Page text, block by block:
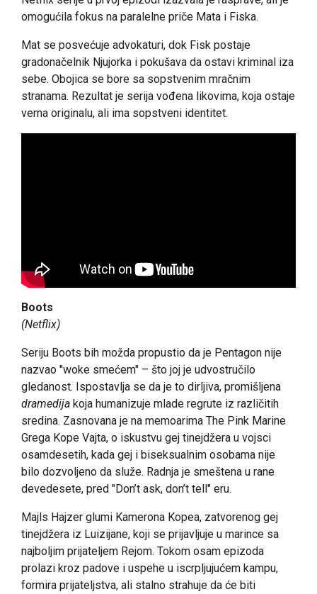
omogućila fokus na paralelne priče Mata i Fiska.
Mat se posvećuje advokaturi, dok Fisk postaje
gradonačelnik Njujorka i pokušava da ostavi kriminal iza
sebe. Obojica se bore sa sopstvenim mračnim
stranama. Rezultat je serija vođena likovima, koja ostaje
verna originalu, ali ima sopstveni identitet.
Boots
(Netflix)
Seriju Boots bih možda propustio da je Pentagon nije
nazvao "woke smećem" – što joj je udvostručilo
gledanost. Ispostavlja se da je to dirljiva, promišljena
dramedija koja humanizuje mlade regrute iz različitih
sredina. Zasnovana je na memoarima The Pink Marine
Grega Kope Vajta, o iskustvu gej tinejdžera u vojsci
osamdesetih, kada gej i biseksualnim osobama nije
bilo dozvoljeno da služe. Radnja je smeštena u rane
devedesete, pred "Don’t ask, don’t tell" eru.
Majls Hajzer glumi Kamerona Kopea, zatvorenog gej
tinejdžera iz Luizijane, koji se prijavljuje u marince sa
najboljim prijateljem Rejom. Tokom osam epizoda
prolazi kroz padove i uspehe u iscrpljujućem kampu,
formira prijateljstva, ali stalno strahuje da će biti